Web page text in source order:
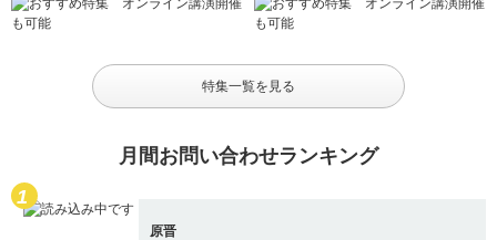
特集一覧を見る
月間お問い合わせランキング
原晋